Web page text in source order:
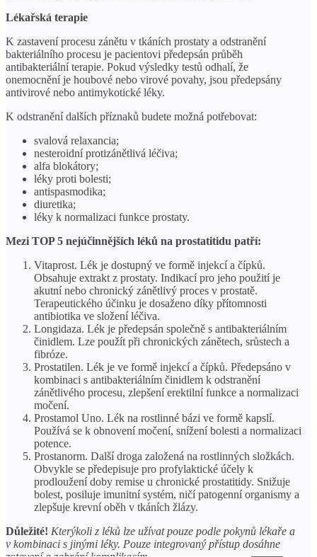
Lékařská terapie
K zastavení procesu zánětu v tkáních prostaty a odstranění
bakteriálního procesu je pacientovi předepsán průběh
antibakteriální terapie. Pokud výsledky testů odhalí, že
onemocnění je houbové nebo virové povahy, jsou předepsány
antivirové nebo antimykotické léky.
K odstranění dalších příznaků budete možná potřebovat:
svalová relaxancia;
nesteroidní protizánětlivá léčiva;
alfa blokátory;
léky proti bolesti;
antispasmodika;
diuretika;
léky k normalizaci funkce prostaty.
Mezi TOP 5 nejúčinnějších léků na prostatitidu patří:
Vitaprost. Lék je dostupný ve formě injekcí a čípků.
Obsahuje extrakt z prostaty. Indikací pro jeho použití je
akutní nebo chronický zánětlivý proces v prostatě.
Terapeutického účinku je dosaženo díky přítomnosti
antibiotika ve složení léčiva.
Longidaza. Lék je předepsán společně s antibakteriálním
činidlem. Lze použít při chronických zánětech, srůstech a
fibróze.
Prostatilen. Lék je ve formě injekcí a čípků. Předepsáno v
kombinaci s antibakteriálním činidlem k odstranění
zánětlivého procesu, zlepšení erektilní funkce a normalizaci
močení.
Prostamol Uno. Lék na rostlinné bázi ve formě kapslí.
Používá se k obnovení močení, snížení bolesti a normalizaci
potence.
Prostanorm. Další droga založená na rostlinných složkách.
Obvykle se předepisuje pro profylaktické účely k
prodloužení doby remise u chronické prostatitidy. Snižuje
bolest, posiluje imunitní systém, ničí patogenní organismy a
zlepšuje krevní oběh v tkáních žlázy.
Důležité! Kterýkoli z léků lze užívat pouze podle pokynů lékaře a
v kombinaci s jinými léky. Pouze integrovaný přístup dosáhne